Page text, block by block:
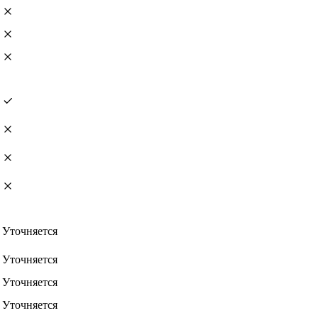
Уточняется
Уточняется
Уточняется
Уточняется